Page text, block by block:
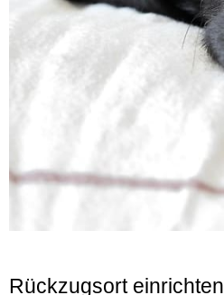
Rückzugsort einrichten